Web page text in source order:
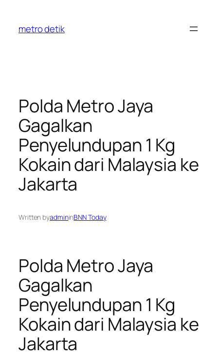
content
metro detik
Polda Metro Jaya
Gagalkan
Penyelundupan 1 Kg
Kokain dari Malaysia ke
Jakarta
Written byadmininBNN Today
Polda Metro Jaya
Gagalkan
Penyelundupan 1 Kg
Kokain dari Malaysia ke
Jakarta